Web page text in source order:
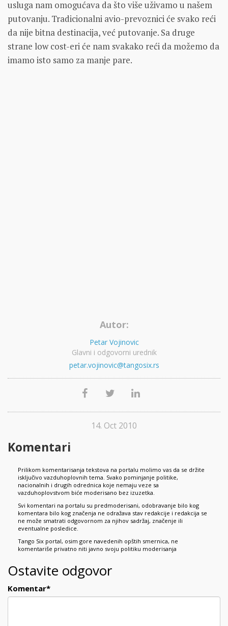
usluga nam omogućava da što više uživamo u našem
putovanju. Tradicionalni avio-prevoznici će svako reći
da nije bitna destinacija, već putovanje. Sa druge
strane low cost-eri će nam svakako reći da možemo da
imamo isto samo za manje pare.
Autor:
Petar Vojinovic
Glavni i odgovorni urednik
petar.vojinovic@tangosix.rs
14. Oct 2010
Komentari
Prilikom komentarisanja tekstova na portalu molimo vas da se držite
isključivo vazduhoplovnih tema. Svako pominjanje politike,
nacionalnih i drugih odrednica koje nemaju veze sa
vazduhoplovstvom biće moderisano bez izuzetka.
Svi komentari na portalu su predmoderisani, odobravanje bilo kog
komentara bilo kog značenja ne odražava stav redakcije i redakcija se
ne može smatrati odgovornom za njihov sadržaj, značenje ili
eventualne posledice.
Tango Six portal, osim gore navedenih opštih smernica, ne
komentariše privatno niti javno svoju politiku moderisanja
Ostavite odgovor
Komentar*